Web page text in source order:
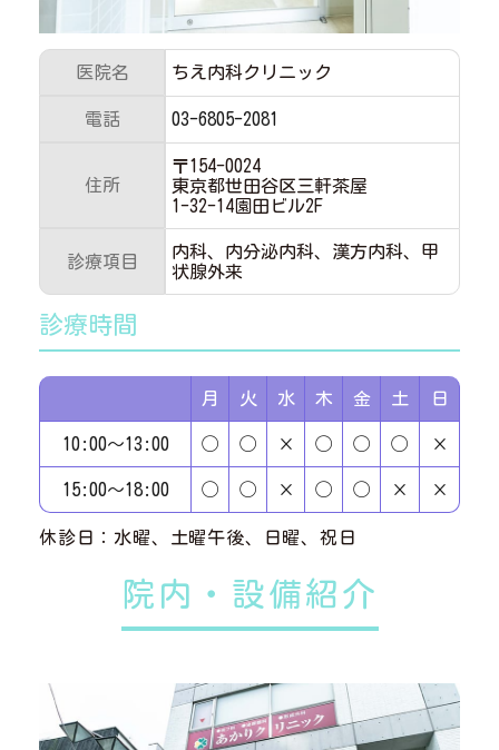
医院名 ちえ内科クリニック
電話 03-6805-2081
住所
〒154-0024
東京都世田谷区三軒茶屋
1-32-14園田ビル2F
診療項目
内科、内分泌内科、漢方内科、甲
状腺外来
診療時間
月 火 水 木 金 土 日
10:00～13:00 ◯ ◯ × ◯ ◯ ◯ ×
15:00～18:00 ◯ ◯ × ◯ ◯ × ×
休診日：水曜、土曜午後、日曜、祝日
院内・設備紹介